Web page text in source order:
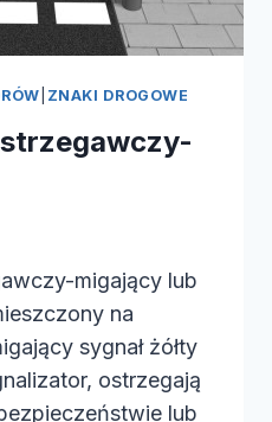
ZNAKI DROGOWE
migający lub
na
sygnał żółty
ostrzegają
lub